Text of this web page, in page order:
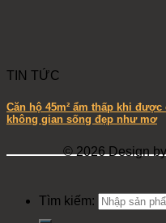
TIN TỨC
Căn hộ 45m² ẩm thấp khi
không gian sống đẹp như mơ
© 2026 Design
Tìm kiếm: